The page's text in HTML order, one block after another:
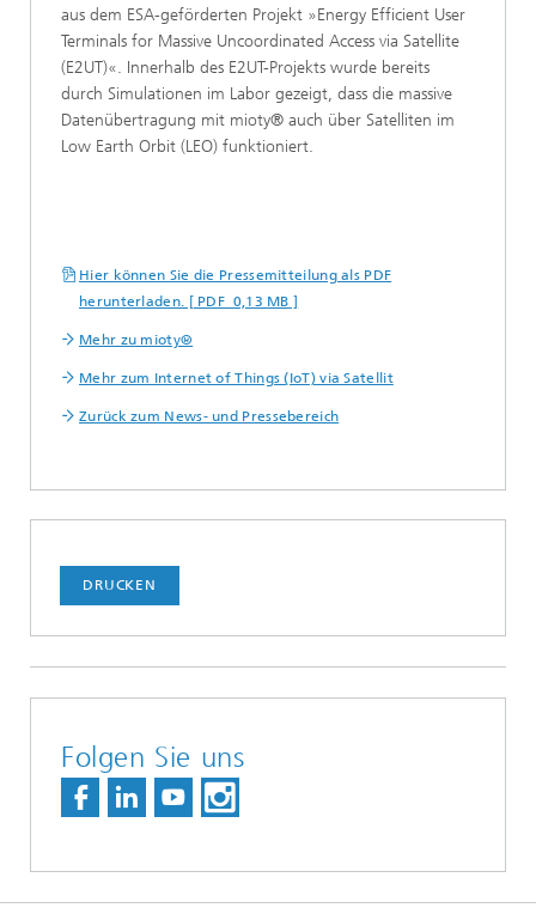
aus dem ESA-geförderten Projekt »Energy Efficient User
Terminals for Massive Uncoordinated Access via Satellite
(E2UT)«. Innerhalb des E2UT-Projekts wurde bereits
durch Simulationen im Labor gezeigt, dass die massive
Datenübertragung mit mioty® auch über Satelliten im
Low Earth Orbit (LEO) funktioniert.
Hier können Sie die Pressemitteilung als PDF
herunterladen. [ PDF 0,13 MB ]
Mehr zu mioty®
Mehr zum Internet of Things (IoT) via Satellit
Zurück zum News- und Pressebereich
DRUCKEN
Folgen Sie uns